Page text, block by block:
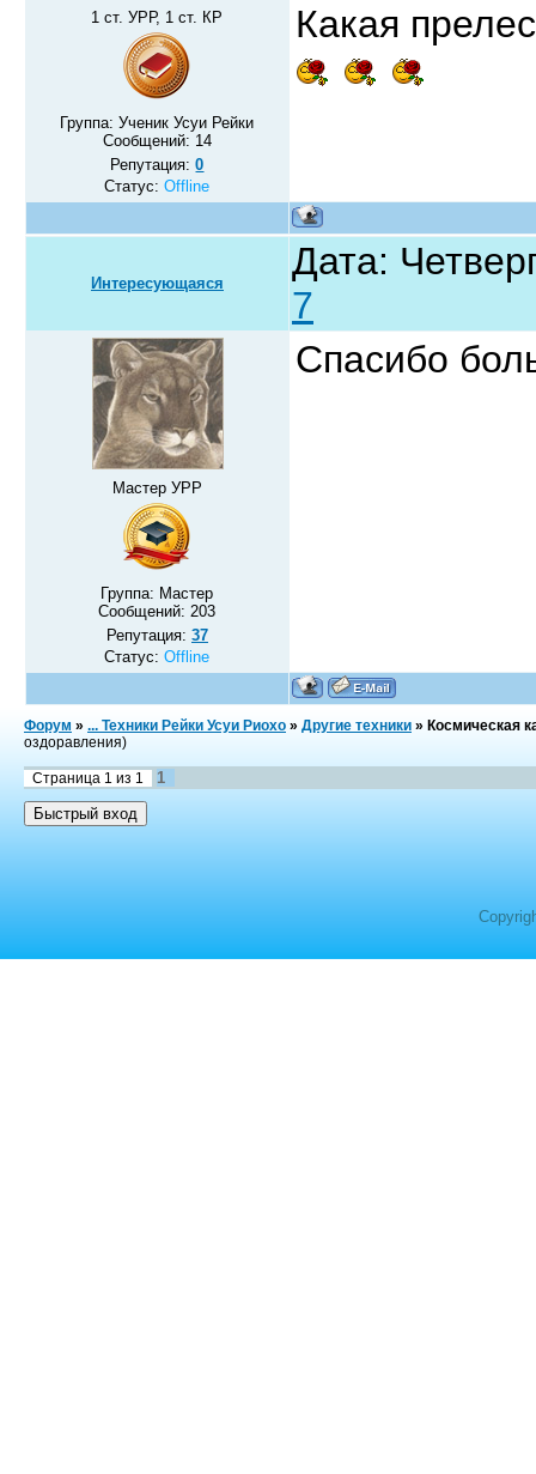
1 ст. УРР, 1 ст. КР
Группа: Ученик Усуи Рейки
Сообщений: 14
Репутация:0
Статус:Offline
Какая
Интересующаяся
Дата:
7
Мастер УРР
Группа: Мастер
Сообщений: 203
Репутация: 37
Статус:Offline
Спасибо
Форум » ... Техники Рейки Усуи Риохо » Другие техники » Космическая
оздоравления)
Страница 1 из 1 1